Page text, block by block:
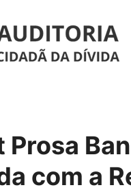
Prosa
com a